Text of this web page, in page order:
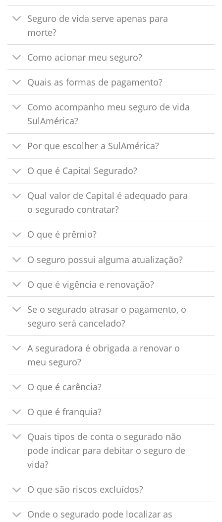
Seguro de vida serve apenas para
morte?
Como acionar meu seguro?
Quais as formas de pagamento?
Como acompanho meu seguro de vida
SulAmérica?
Por que escolher a SulAmérica?
O que é Capital Segurado?
Qual valor de Capital é adequado para
o segurado contratar?
O que é prêmio?
O seguro possui alguma atualização?
O que é vigência e renovação?
Se o segurado atrasar o pagamento, o
seguro será cancelado?
A seguradora é obrigada a renovar o
meu seguro?
O que é carência?
O que é franquia?
Quais tipos de conta o segurado não
pode indicar para debitar o seguro de
vida?
O que são riscos excluídos?
Onde o segurado pode localizar as